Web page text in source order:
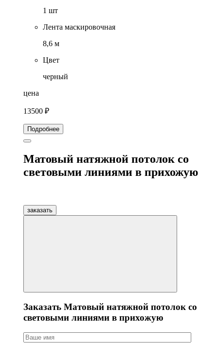
1 шт
Лента маскировочная
8,6 м
Цвет
черный
цена
13500 ₽
Подробнее
Матовый натяжной потолок со
световыми линиями в прихожую
заказать
Заказать Матовый натяжной потолок со
световыми линиями в прихожую